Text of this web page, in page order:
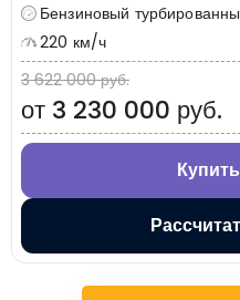
Бензиновый
220 км/ч
3 622 000 руб.
от 3 230 000 руб.